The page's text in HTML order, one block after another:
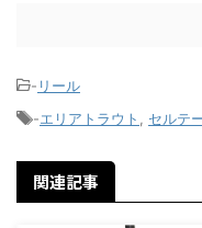
- リール
-エリアトラウト セルテ
関連記事